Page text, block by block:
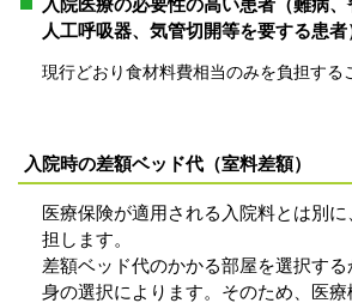
入院医療の必要性の高い患者（難病
人工呼吸器、気管切開等を要する患者
現行どおり食材料費相当のみを負担する
入院時の差額ベッド代（室料差額）
医療保険が適用される入院料とは別
担します。
差額ベッド代のかかる部屋を選択す
身の選択によります。そのため、医